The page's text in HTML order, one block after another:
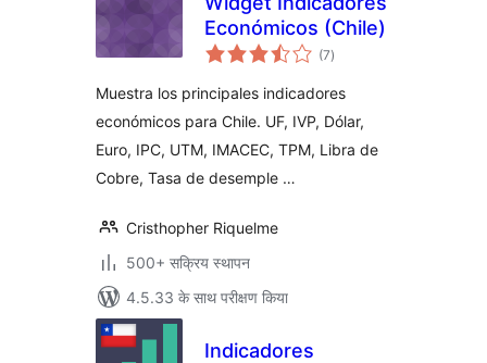
Económicos (Chile)
(7कुल
दर)
Muestra los principales indicadores
económicos para Chile. UF, IVP, Dólar,
Euro, IPC, UTM, IMACEC, TPM, Libra de
Cobre, Tasa de desemple …
Cristhopher Riquelme
500+ सक्रिय स्थापन
4.5.33 के साथ परीक्षण किया
Indicadores